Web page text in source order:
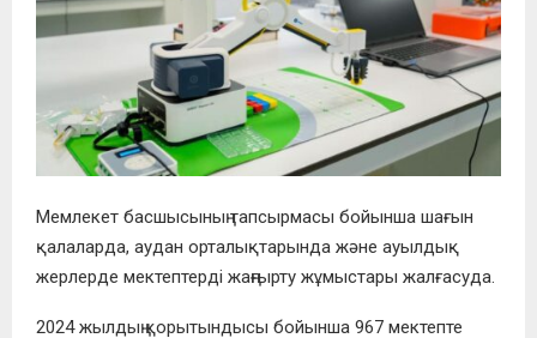
Мемлекет басшысының тапсырмасы бойынша шағын
қалаларда, аудан орталықтарында және ауылдық
жерлерде мектептерді жаңғырту жұмыстары жалғасуда.
2024 жылдың қорытындысы бойынша 967 мектепте